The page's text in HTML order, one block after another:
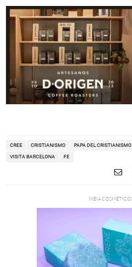
CREE CRISTIANISMO PAPA DEL CRISTIANISMO
VISITA BARCELONA FE